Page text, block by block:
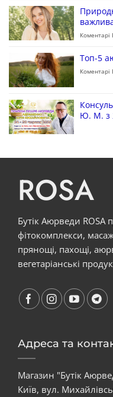
Коментарі
Топ-5
Коментарі
Ю. М. з
ROSA
Бутік Аюрведи ROSA
фітокомплекси,
прянощі, пахощі,
вегетаріанські
Адреса та
Магазин "Бутік
Київ, вул.